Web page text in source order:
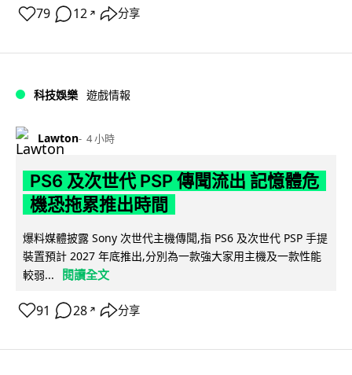
79 12 ↗ 分享
科技娛樂 遊戲情報
Lawton 4 小時
PS6 及次世代 PSP 傳聞流出 記憶體危
機恐拖累推出時間
爆料媒體披露 Sony 次世代主機傳聞,指 PS6 及次世代 PSP 手提
裝置預計 2027 年底推出,分別為一款強大家用主機及一款性能
較弱...
閱讀全文
91 28 ↗ 分享